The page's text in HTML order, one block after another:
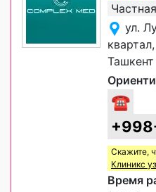
ул.
Ташкент
☎
Скажите,
Клиникс уз
Время